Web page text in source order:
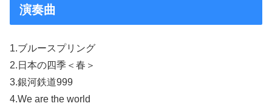
演奏曲
1.ブルースプリング
2.日本の四季＜春＞
3.銀河鉄道999
4.We are the world